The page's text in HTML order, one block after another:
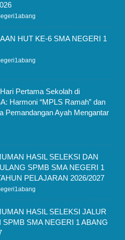
HUT KE-6 SMA NEGERI 1
Pertama Sekolah di
Harmoni “MPLS Ramah” dan
Pemandangan Ayah Mengantar
HASIL SELEKSI DAN
SPMB SMA NEGERI 1
PELAJARAN 2026/2027
HASIL SELEKSI JALUR
SPMB SMA NEGERI 1 ABANG